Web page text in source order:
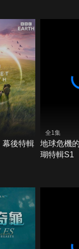
幕後特輯
全1集
地球危機
瑚特輯S1